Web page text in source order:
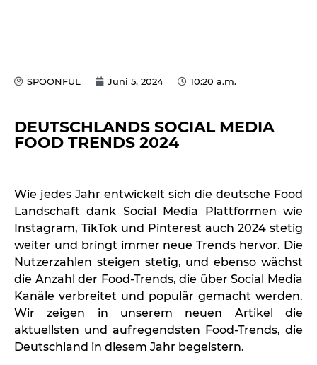
SPOONFUL Juni 5, 2024 10:20 a.m.
DEUTSCHLANDS SOCIAL MEDIA
FOOD TRENDS 2024
Wie jedes Jahr entwickelt sich die deutsche Food
Landschaft dank Social Media Plattformen wie
Instagram, TikTok und Pinterest auch 2024 stetig
weiter und bringt immer neue Trends hervor. Die
Nutzerzahlen steigen stetig, und ebenso wächst
die Anzahl der Food-Trends, die über Social Media
Kanäle verbreitet und populär gemacht werden.
Wir zeigen in unserem neuen Artikel die
aktuellsten und aufregendsten Food-Trends, die
Deutschland in diesem Jahr begeistern.